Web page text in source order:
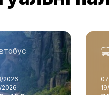
2026 -
2026